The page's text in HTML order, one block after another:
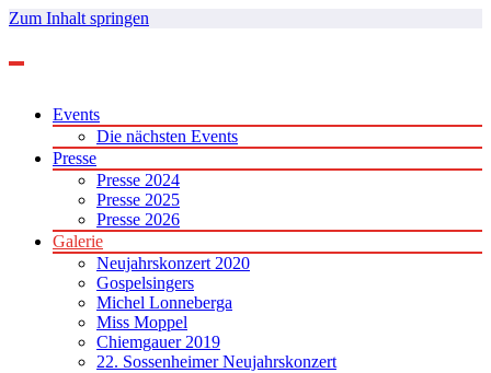
Zum Inhalt springen
Events
Die nächsten Events
Presse
Presse 2024
Presse 2025
Presse 2026
Galerie
Neujahrskonzert 2020
Gospelsingers
Michel Lonneberga
Miss Moppel
Chiemgauer 2019
22. Sossenheimer Neujahrskonzert